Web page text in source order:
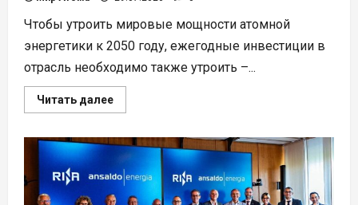
Чтобы утроить мировые мощности атомной
энергетики к 2050 году, ежегодные инвестиции в
отрасль необходимо также утроить –...
Читать далееПрочитать
больше
для
утроения
мощностей
АЭС
нужны
инвестиции